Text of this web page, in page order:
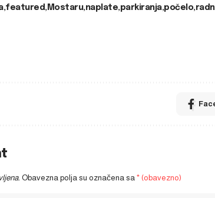
featured Mostaru naplate parkiranja počelo
Obavezna polja su označena sa * (obavezno)